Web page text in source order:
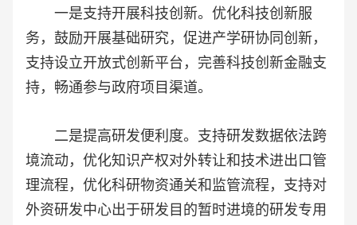
一是支持开展科技创新。优化科技创新服
务，鼓励开展基础研究，促进产学研协同创新，
支持设立开放式创新平台，完善科技创新金融支
持，畅通参与政府项目渠道。
二是提高研发便利度。支持研发数据依法跨
境流动，优化知识产权对外转让和技术进出口管
理流程，优化科研物资通关和监管流程，支持对
外资研发中心出于研发目的暂时进境的研发专用